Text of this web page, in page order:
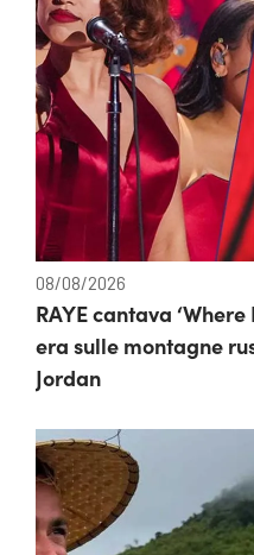
08/08/2026
RAYE cantava
era sulle montagne
Jordan